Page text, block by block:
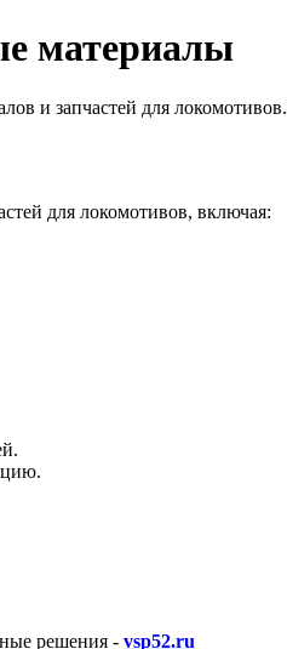
материалы
и запчастей для локомотивов.
для локомотивов, включая:
решения - vsp52.ru